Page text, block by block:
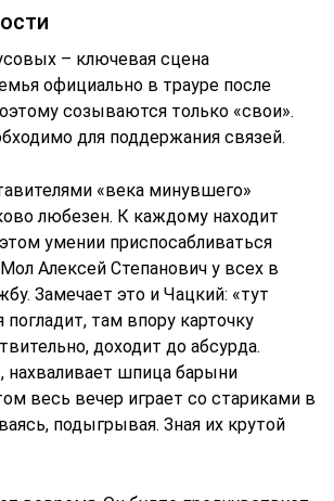
– ключевая сцена
официально в трауре после
созываются только «свои».
для поддержания связей.
«века минувшего»
любезен. К каждому находит
умении приспосабливаться
Алексей Степанович у всех в
Замечает это и Чацкий: «тут
там впору карточку
доходит до абсурда.
нахваливает шпица барыни
весь вечер играет со стариками в
подыгрывая. Зная их крутой